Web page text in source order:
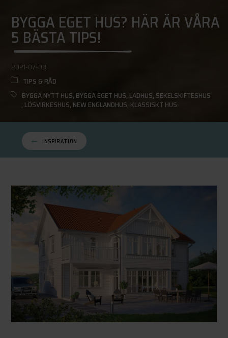
BYGGA EGET HUS? HÄR ÄR VÅRA
5 BÄSTA TIPS!
2021-07-08
TIPS & RÅD
BYGGA NYTT HUS, BYGGA EGET HUS, LADHUS, SEKELSKIFTESHUS
, LÖSVIRKESHUS, NEW ENGLANDHUS, KLASSISKT HUS
INSPIRATION